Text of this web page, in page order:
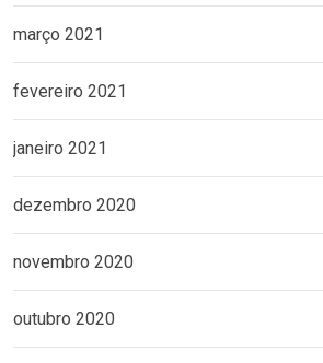
março 2021
fevereiro 2021
janeiro 2021
dezembro 2020
novembro 2020
outubro 2020